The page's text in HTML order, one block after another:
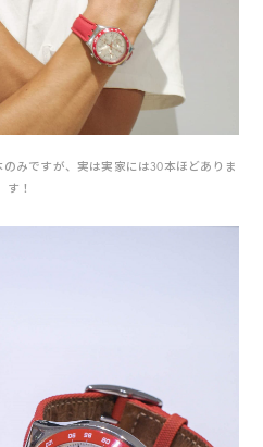
みですが、実は実家には30本ほどありま
す！